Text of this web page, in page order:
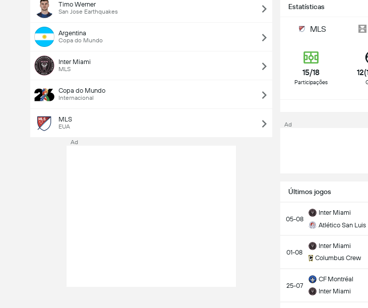
Timo Werner
San Jose Earthquakes
Argentina
Copa do Mundo
Inter Miami
MLS
Copa do Mundo
Internacional
MLS
EUA
Ad
Estatísticas
MLS
15/18
Participações
Ad
Últimos jogos
05-08
Inter Miami
Atlético San Luis
01-08
Inter Miami
Columbus Crew
25-07
CF Montréal
Inter Miami